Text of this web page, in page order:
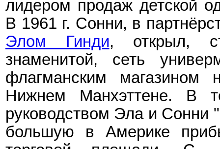
лидером продаж детской
В 1961 г. Сонни, в
Элом Гинди, открыл,
знаменитой, сеть
флагманским магазином
Нижнем Манхэттене. В
руководством Эла и Сонни
большую в Америке